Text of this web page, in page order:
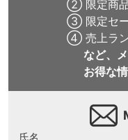
② 限定商
③ 限定セー
④ 売上ラ
など、
お得な
氏名